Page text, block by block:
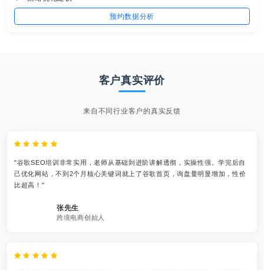
预约数据分析
客户真实评价
来自不同行业客户的真实反馈
"谷歌SEO培训非常实用，老师从基础到进阶讲解透彻，实操性强。学完后自
己优化网站，不到2个月核心关键词就上了谷歌首页，询盘量明显增加，性价
比超高！"
张先生
跨境电商创始人